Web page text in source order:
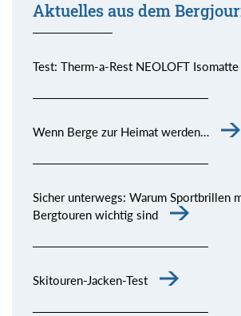
Aktuelles aus dem
Test: Therm-a-Rest NEOLOFT Isomatte
Wenn Berge zur Heimat werden…
Sicher unterwegs: Warum Sportbrillen
Bergtouren wichtig sind
Skitouren-Jacken-Test